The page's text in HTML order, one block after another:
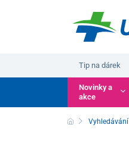
Tip na dárek
Novinky a
akce
Vyhledávání